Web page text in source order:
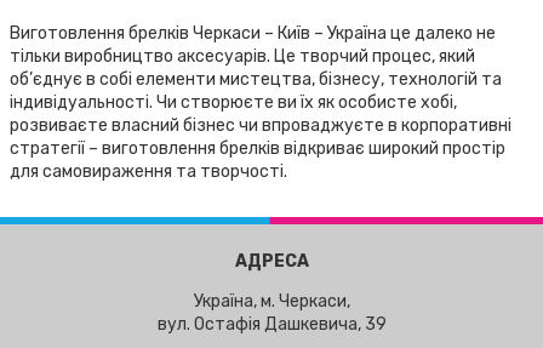
Виготовлення брелків Черкаси – Київ – Україна це далеко не
тільки виробництво аксесуарів. Це творчий процес, який
об’єднує в собі елементи мистецтва, бізнесу, технологій та
індивідуальності. Чи створюєте ви їх як особисте хобі,
розвиваєте власний бізнес чи впроваджуєте в корпоративні
стратегії – виготовлення брелків відкриває широкий простір
для самовираження та творчості.
АДРЕСА
Україна, м. Черкаси,
вул. Остафія Дашкевича, 39